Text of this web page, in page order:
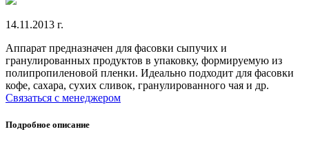
14.11.2013 г.
Аппарат предназначен для фасовки сыпучих и
гранулированных продуктов в упаковку, формируемую из
полипропиленовой пленки. Идеально подходит для фасовки
кофе, сахара, сухих сливок, гранулированного чая и др.
Связаться с менеджером
Подробное описание